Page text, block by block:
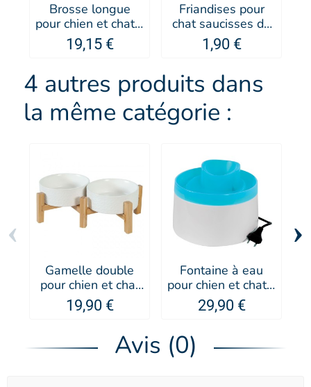
Brosse longue
pour chien et chat -
Keller
19,15 €
Friandises pour
chat saucisses de
canard tranchées -
Les Filous
1,90 €
4 autres produits dans
la même catégorie :
Gamelle double
pour chien et chat
en grès blanche
Keramo - Zolux
19,90 €
Fontaine à eau
pour chien et chat -
Zolux
29,90 €
‹ ›
Avis (0)